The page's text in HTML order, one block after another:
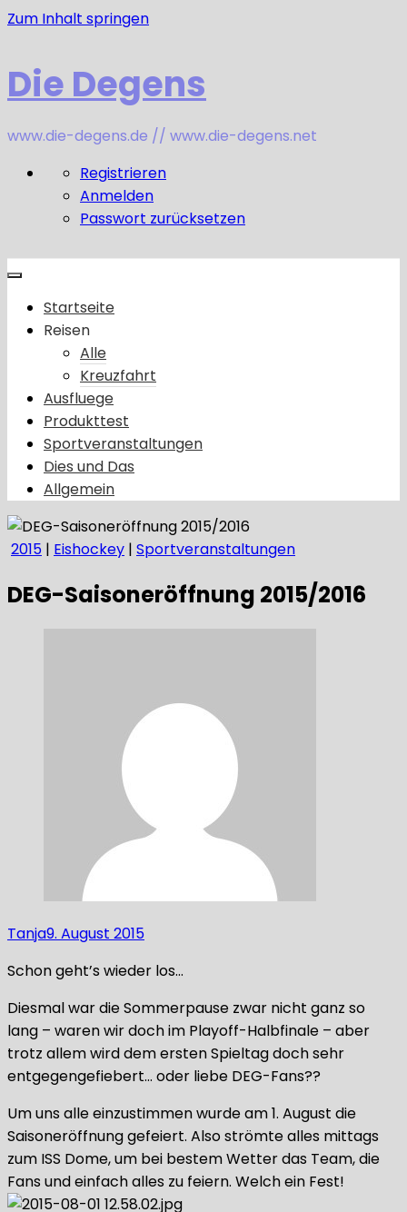
Zum Inhalt springen
Die Degens
www.die-degens.de // www.die-degens.net
Registrieren
Anmelden
Passwort zurücksetzen
Startseite
Reisen
Alle
Kreuzfahrt
Ausfluege
Produkttest
Sportveranstaltungen
Dies und Das
Allgemein
2015 | Eishockey | Sportveranstaltungen
DEG-Saisoneröffnung 2015/2016
Tanja9. August 2015
Schon geht’s wieder los…
Diesmal war die Sommerpause zwar nicht ganz so
lang – waren wir doch im Playoff-Halbfinale – aber
trotz allem wird dem ersten Spieltag doch sehr
entgegengefiebert… oder liebe DEG-Fans??
Um uns alle einzustimmen wurde am 1. August die
Saisoneröffnung gefeiert. Also strömte alles mittags
zum ISS Dome, um bei bestem Wetter das Team, die
Fans und einfach alles zu feiern. Welch ein Fest!